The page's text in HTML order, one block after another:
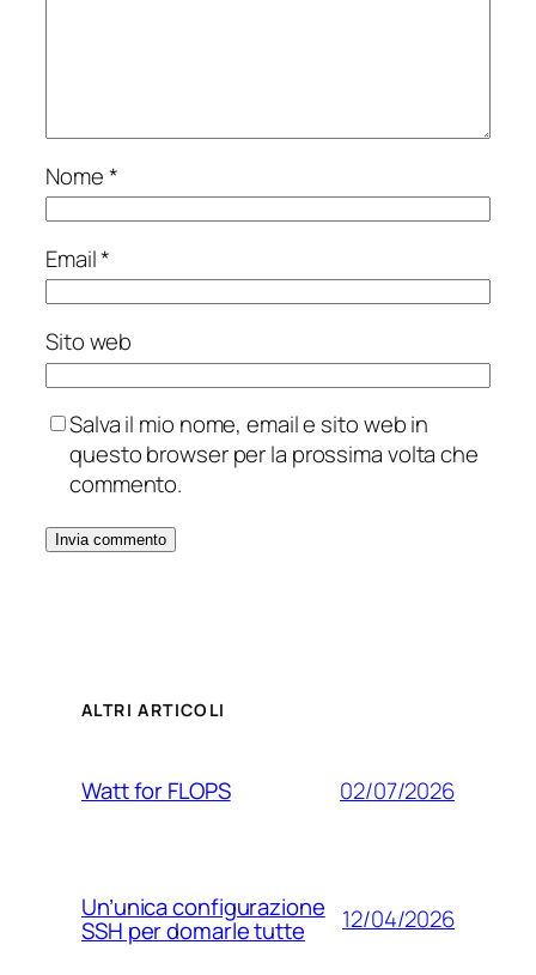
Nome*
Email*
Sito web
Salva il mio nome, email e sito web in
questo browser per la prossima volta che
commento.
ALTRI ARTICOLI
Watt for FLOPS 02/07/2026
Un’unica configurazione
SSH per domarle tutte 12/04/2026